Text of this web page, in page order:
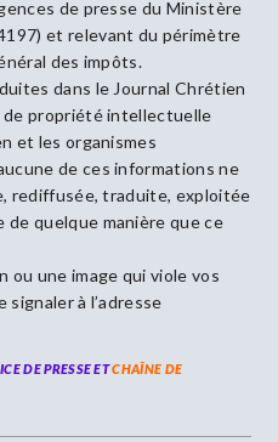
de presse du Ministère
et relevant du périmètre
des impôts.
dans le Journal Chrétien
propriété intellectuelle
et les organismes
de ces informations ne
rediffusée, traduite, exploitée
quelque manière que ce
ou une image qui viole vos
signaler à l’adresse
DE PRESSE ETCHAÎNE DE